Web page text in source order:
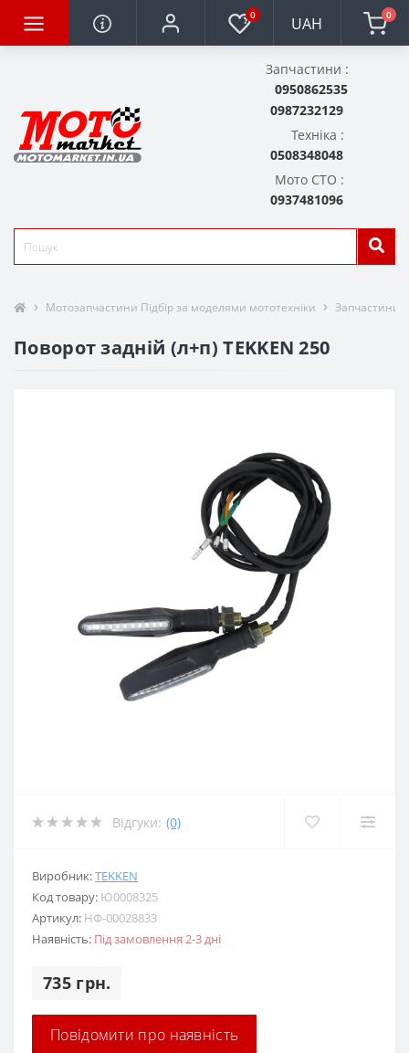
0 UAH 0
Запчастини :
0950862535
0987232129
Техніка :
0508348048
Мото СТО :
0937481096
Мотозапчастини Підбір за моделями мототехніки Запчастини
Поворот задній (л+п) TEKKEN 250
Відгуки: (0)
Виробник:TEKKEN
Код товару: Ю0008325
Артикул: НФ-00028833
Наявність: Під замовлення 2-3 дні
735 грн.
Повідомити про наявність